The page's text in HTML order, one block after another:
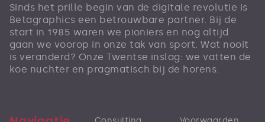
Sinds het prille begin van de digitale revolutie is
Betagraphics een betrouwbare partner. Bij de
start in 1985 waren we pioniers en nog altijd
gaan we voorop in onze tak van sport. Wat nooit
is veranderd? Onze Twentse inslag: we vatten de
koe nuchter en pragmatisch bij de horens.